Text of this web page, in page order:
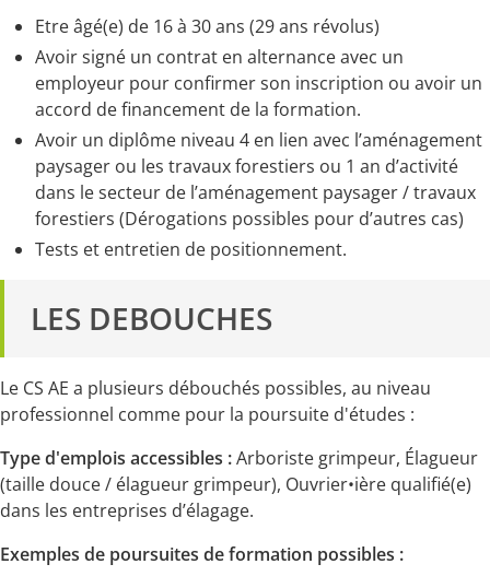
Etre âgé(e) de 16 à 30 ans (29 ans révolus)
Avoir signé un contrat en alternance avec un
employeur pour confirmer son inscription ou avoir un
accord de financement de la formation.
Avoir un diplôme niveau 4 en lien avec l’aménagement
paysager ou les travaux forestiers ou 1 an d’activité
dans le secteur de l’aménagement paysager / travaux
forestiers (Dérogations possibles pour d’autres cas)
Tests et entretien de positionnement.
LES DEBOUCHES
Le CS AE a plusieurs débouchés possibles, au niveau
professionnel comme pour la poursuite d'études :
Type d'emplois accessibles :Arboriste grimpeur, Élagueur
(taille douce / élagueur grimpeur), Ouvrier•ière qualifié(e)
dans les entreprises d’élagage.
Exemples de poursuites de formation possibles :